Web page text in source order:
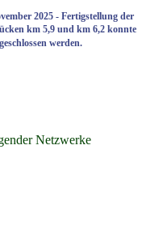
2025 - Fertigstellung der
km 5,9 und km 6,2 konnte
werden.
Netzwerke